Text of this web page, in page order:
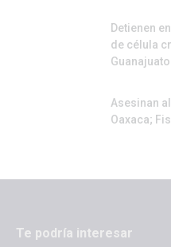
Detienen
de célula
Asesinan
Oaxaca;
Te podría interesar